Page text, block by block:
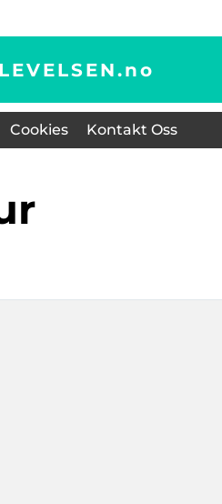
no
Cookies Kontakt Oss